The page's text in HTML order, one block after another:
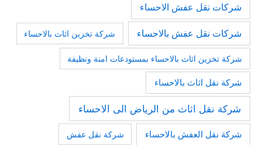
شركات نقل عفش الاحساء
شركات نقل عفش بالاحساء شركة تخزين اثاث بالاحساء
شركة تخزين اثاث بالاحساء بمستودعات امنة ونظيفة
شركة نقل اثاث بالاحساء
شركة نقل اثاث من الرياض الى الاحساء
شركة نقل العفش بالاحساء شركة نقل عفش